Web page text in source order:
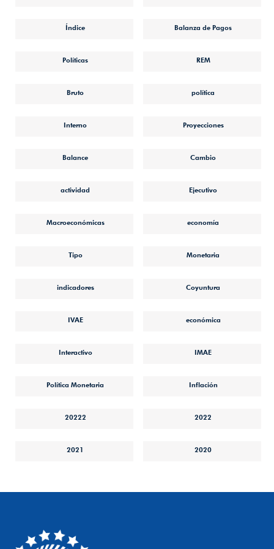
Índice Balanza de Pagos
Políticas REM
Bruto política
Interno Proyecciones
Balance Cambio
actividad Ejecutivo
Macroeconómicas economía
Tipo Monetaria
indicadores Coyuntura
IVAE económica
Interactivo IMAE
Política Monetaria Inflación
20222 2022
2021 2020